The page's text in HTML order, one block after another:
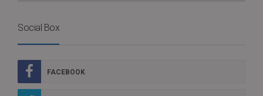
Social Box
FACEBOOK